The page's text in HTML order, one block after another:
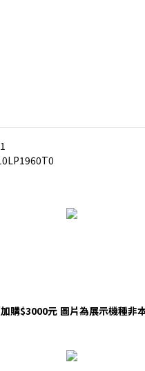
購$3000元 圖片為展示機種非本